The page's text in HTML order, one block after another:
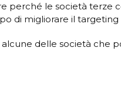
perché le società
di migliorare il
delle società che